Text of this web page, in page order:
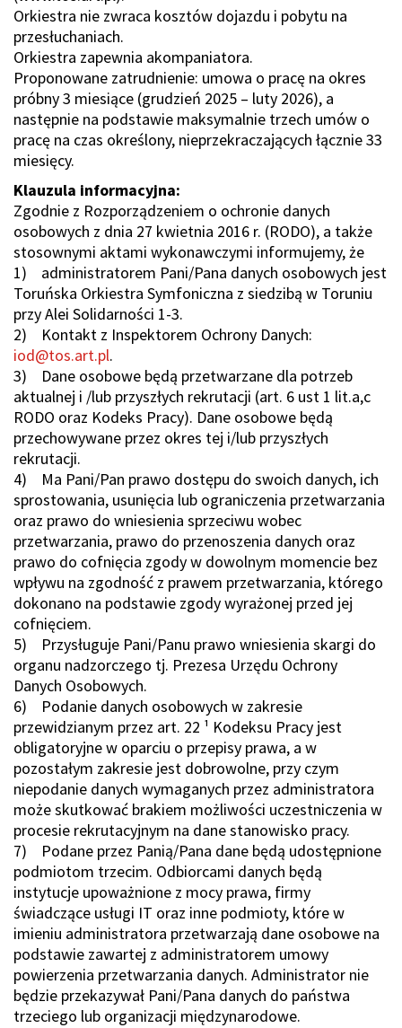
Orkiestra nie zwraca kosztów dojazdu i pobytu na
przesłuchaniach.
Orkiestra zapewnia akompaniatora.
Proponowane zatrudnienie: umowa o pracę na okres
próbny 3 miesiące (grudzień 2025 – luty 2026), a
następnie na podstawie maksymalnie trzech umów o
pracę na czas określony, nieprzekraczających łącznie 33
miesięcy.
Klauzula informacyjna:
Zgodnie z Rozporządzeniem o ochronie danych
osobowych z dnia 27 kwietnia 2016 r. (RODO), a także
stosownymi aktami wykonawczymi informujemy, że
1) administratorem Pani/Pana danych osobowych jest
Toruńska Orkiestra Symfoniczna z siedzibą w Toruniu
przy Alei Solidarności 1-3.
2) Kontakt z Inspektorem Ochrony Danych:
iod@tos.art.pl.
3) Dane osobowe będą przetwarzane dla potrzeb
aktualnej i /lub przyszłych rekrutacji (art. 6 ust 1 lit.a,c
RODO oraz Kodeks Pracy). Dane osobowe będą
przechowywane przez okres tej i/lub przyszłych
rekrutacji.
4) Ma Pani/Pan prawo dostępu do swoich danych, ich
sprostowania, usunięcia lub ograniczenia przetwarzania
oraz prawo do wniesienia sprzeciwu wobec
przetwarzania, prawo do przenoszenia danych oraz
prawo do cofnięcia zgody w dowolnym momencie bez
wpływu na zgodność z prawem przetwarzania, którego
dokonano na podstawie zgody wyrażonej przed jej
cofnięciem.
5) Przysługuje Pani/Panu prawo wniesienia skargi do
organu nadzorczego tj. Prezesa Urzędu Ochrony
Danych Osobowych.
6) Podanie danych osobowych w zakresie
przewidzianym przez art. 22 ¹ Kodeksu Pracy jest
obligatoryjne w oparciu o przepisy prawa, a w
pozostałym zakresie jest dobrowolne, przy czym
niepodanie danych wymaganych przez administratora
może skutkować brakiem możliwości uczestniczenia w
procesie rekrutacyjnym na dane stanowisko pracy.
7) Podane przez Panią/Pana dane będą udostępnione
podmiotom trzecim. Odbiorcami danych będą
instytucje upoważnione z mocy prawa, firmy
świadczące usługi IT oraz inne podmioty, które w
imieniu administratora przetwarzają dane osobowe na
podstawie zawartej z administratorem umowy
powierzenia przetwarzania danych. Administrator nie
będzie przekazywał Pani/Pana danych do państwa
trzeciego lub organizacji międzynarodowe.